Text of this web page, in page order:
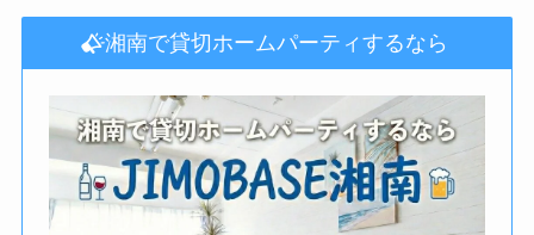
湘南で貸切ホームパーティするなら